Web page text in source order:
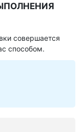
совершается
способом.